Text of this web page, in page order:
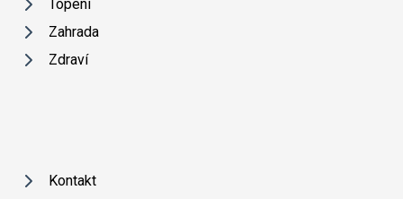
Topení
Zahrada
Zdraví
Kontakt